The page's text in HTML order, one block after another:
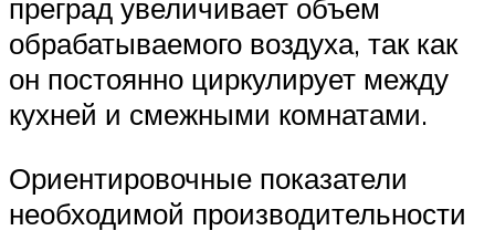
преград увеличивает объем
обрабатываемого воздуха, так как
он постоянно циркулирует между
кухней и смежными комнатами.
Ориентировочные показатели
необходимой производительности